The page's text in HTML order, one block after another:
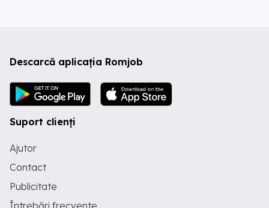
Descarcă aplicația Romjob
Suport clienți
Ajutor
Contact
Publicitate
Întrebări frecvente